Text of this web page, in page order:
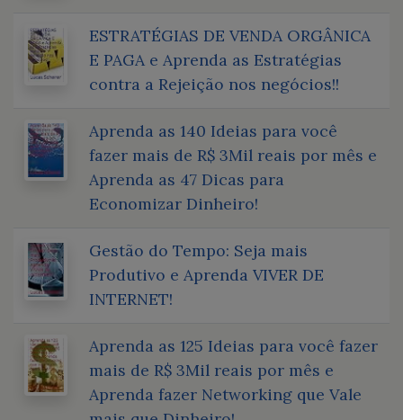
ESTRATÉGIAS DE VENDA ORGÂNICA
E PAGA e Aprenda as Estratégias
contra a Rejeição nos negócios!!
Aprenda as 140 Ideias para você
fazer mais de R$ 3Mil reais por mês e
Aprenda as 47 Dicas para
Economizar Dinheiro!
Gestão do Tempo: Seja mais
Produtivo e Aprenda VIVER DE
INTERNET!
Aprenda as 125 Ideias para você fazer
mais de R$ 3Mil reais por mês e
Aprenda fazer Networking que Vale